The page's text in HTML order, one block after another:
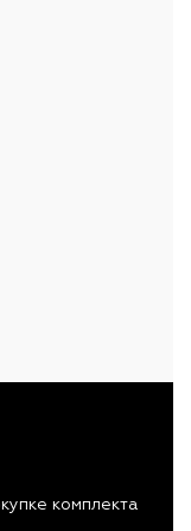
комплекта